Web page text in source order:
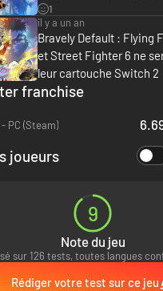
dans le World Tour
de la véritable force dans le
Utilisez votre avatar for
Metro City et bien d'autres lieux.
qui vous prendront sous leur
style et techniques.
1
il y a un an
Bravely Default : Flying
et Street Fighter 6 ne
leur cartouche Switch 2
franchise
PC (Steam)
joueurs
9
Note du jeu
sur 126 tests, toutes langues
Rédiger votre test sur ce jeu